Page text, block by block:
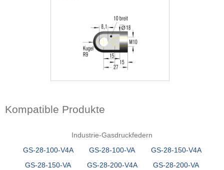
Kompatible Produkte
Industrie-Gasdruckfedern
GS-28-100-V4A
GS-28-100-VA
GS-28-150-V4A
GS-28-150-VA
GS-28-200-V4A
GS-28-200-VA